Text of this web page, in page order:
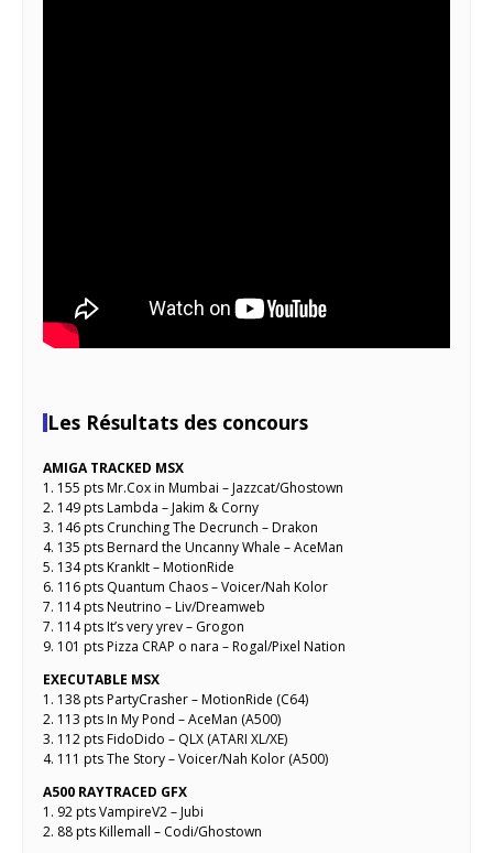
Les Résultats des concours
AMIGA TRACKED MSX
1. 155 pts Mr.Cox in Mumbai – Jazzcat/Ghostown
2. 149 pts Lambda – Jakim & Corny
3. 146 pts Crunching The Decrunch – Drakon
4. 135 pts Bernard the Uncanny Whale – AceMan
5. 134 pts KrankIt – MotionRide
6. 116 pts Quantum Chaos – Voicer/Nah Kolor
7. 114 pts Neutrino – Liv/Dreamweb
7. 114 pts It’s very yrev – Grogon
9. 101 pts Pizza CRAP o nara – Rogal/Pixel Nation
EXECUTABLE MSX
1. 138 pts PartyCrasher – MotionRide (C64)
2. 113 pts In My Pond – AceMan (A500)
3. 112 pts FidoDido – QLX (ATARI XL/XE)
4. 111 pts The Story – Voicer/Nah Kolor (A500)
A500 RAYTRACED GFX
1. 92 pts VampireV2 – Jubi
2. 88 pts Killemall – Codi/Ghostown